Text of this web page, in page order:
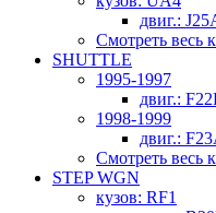
двиг.:
Смотреть весь
SHUTTLE
1995-1997
двиг.:
1998-1999
двиг.:
Смотреть весь
STEP WGN
кузов: RF1